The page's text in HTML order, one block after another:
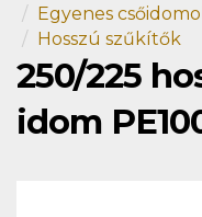
Egyenes
Hosszú szűkítők
250/225
idom